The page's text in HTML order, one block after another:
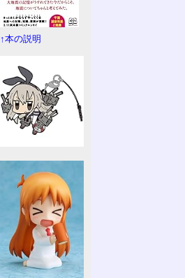
↑本の説明